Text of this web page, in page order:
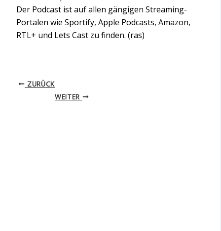
Der Podcast ist auf allen gängigen Streaming-
Portalen wie Sportify, Apple Podcasts, Amazon,
RTL+ und Lets Cast zu finden. (ras)
ZURÜCK
WEITER